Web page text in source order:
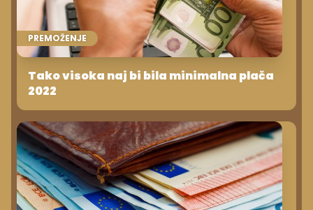
PREMOŽENJE
Tako visoka naj bi bila minimalna plača
2022